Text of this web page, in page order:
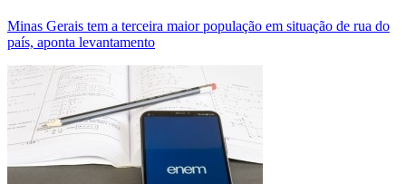
Minas Gerais tem a terceira maior população em situação de rua do
país, aponta levantamento